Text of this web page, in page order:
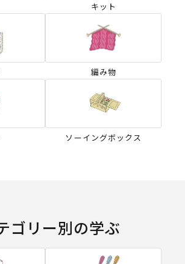
キット
編み物
ソーイングボックス
ゴリー別の学ぶ